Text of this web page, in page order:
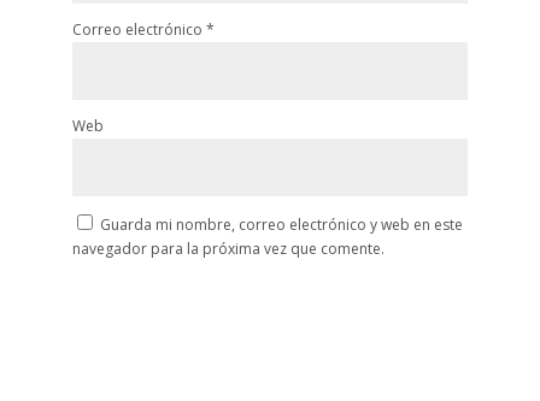
Correo electrónico *
Web
Guarda mi nombre, correo electrónico y web en este
navegador para la próxima vez que comente.